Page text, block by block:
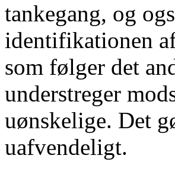
tankegang, og
identifikationen
som følger det
understreger
uønskelige. Det
uafvendeligt.